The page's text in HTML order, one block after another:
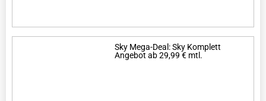
Sky Mega-Deal: Sky Komplett
Angebot ab 29,99 € mtl.